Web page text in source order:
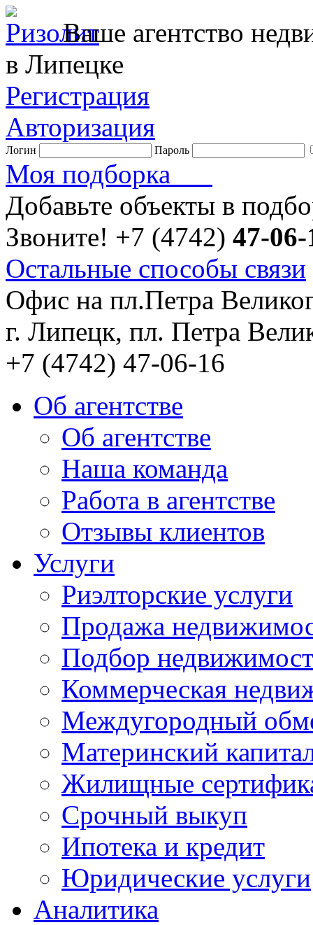
Ваше агентство
в Липецке
Регистрация
Авторизация
Логин Пароль
Моя подборка
Добавьте объекты в
Звоните! +7 (4742) 47-06-
Остальные способы связи
Офис на пл.Петра
г. Липецк, пл. Петра
+7 (4742) 47-06-16
Об агентстве
Об агентстве
Наша команда
Работа в агентстве
Отзывы клиентов
Услуги
Риэлторские услуги
Продажа
Подбор
Коммерческая
Междугородный
Материнский
Жилищные
Срочный выкуп
Ипотека и кредит
Юридические услуги
Аналитика